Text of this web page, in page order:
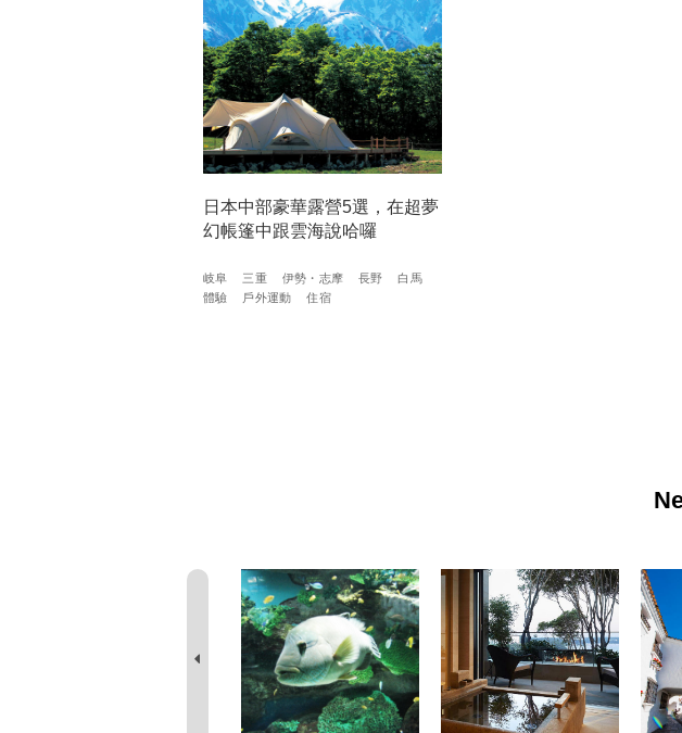
日本中部豪華露營5選，在超夢
幻帳篷中跟雲海說哈囉
岐阜 三重 伊勢・志摩 長野
白馬
體驗
戶外運動 住宿